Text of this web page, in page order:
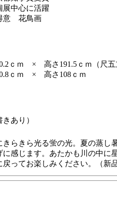
展中心に活躍
意 花鳥画
ｃｍ × 高さ191.5ｃｍ（尺五
ｃｍ × 高さ108ｃｍ
あり）
きらきら光る蛍の光。夏の蒸し
に感じます。あたかも川の中に
戻ってお楽しみください。（新